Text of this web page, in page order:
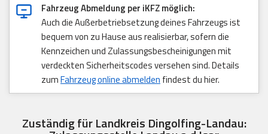
Fahrzeug Abmeldung per iKFZ möglich:
Auch die Außerbetriebsetzung deines Fahrzeugs ist
bequem von zu Hause aus realisierbar, sofern die
Kennzeichen und Zulassungsbescheinigungen mit
verdeckten Sicherheitscodes versehen sind. Details
zumFahrzeug online abmelden findest du hier.
Zuständig für Landkreis Dingolfing-Landau: